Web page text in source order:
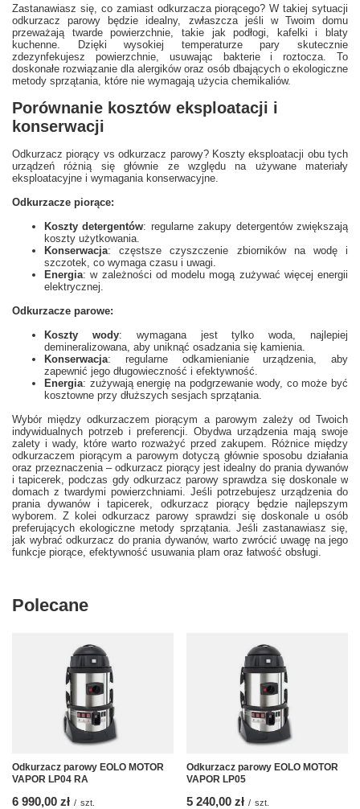
Zastanawiasz się, co zamiast odkurzacza piorącego? W takiej sytuacji
odkurzacz parowy będzie idealny, zwłaszcza jeśli w Twoim domu
przeważają twarde powierzchnie, takie jak podłogi, kafelki i blaty
kuchenne. Dzięki wysokiej temperaturze pary skutecznie
zdezynfekujesz powierzchnie, usuwając bakterie i roztocza. To
doskonałe rozwiązanie dla alergików oraz osób dbających o ekologiczne
metody sprzątania, które nie wymagają użycia chemikaliów.
Porównanie kosztów eksploatacji i
konserwacji
Odkurzacz piorący vs odkurzacz parowy? Koszty eksploatacji obu tych
urządzeń różnią się głównie ze względu na używane materiały
eksploatacyjne i wymagania konserwacyjne.
Odkurzacze piorące:
Koszty detergentów: regularne zakupy detergentów zwiększają
koszty użytkowania.
Konserwacja: częstsze czyszczenie zbiorników na wodę i
szczotek, co wymaga czasu i uwagi.
Energia: w zależności od modelu mogą zużywać więcej energii
elektrycznej.
Odkurzacze parowe:
Koszty wody: wymagana jest tylko woda, najlepiej
demineralizowana, aby uniknąć osadzania się kamienia.
Konserwacja: regularne odkamienianie urządzenia, aby
zapewnić jego długowieczność i efektywność.
Energia: zużywają energię na podgrzewanie wody, co może być
kosztowne przy dłuższych sesjach sprzątania.
Wybór między odkurzaczem piorącym a parowym zależy od Twoich
indywidualnych potrzeb i preferencji. Obydwa urządzenia mają swoje
zalety i wady, które warto rozważyć przed zakupem. Różnice między
odkurzaczem piorącym a parowym dotyczą głównie sposobu działania
oraz przeznaczenia – odkurzacz piorący jest idealny do prania dywanów
i tapicerek, podczas gdy odkurzacz parowy sprawdza się doskonale w
domach z twardymi powierzchniami. Jeśli potrzebujesz urządzenia do
prania dywanów i tapicerek, odkurzacz piorący będzie najlepszym
wyborem. Z kolei odkurzacz parowy sprawdzi się doskonale u osób
preferujących ekologiczne metody sprzątania. Jeśli zastanawiasz się,
jak wybrać odkurzacz do prania dywanów, warto zwrócić uwagę na jego
funkcje piorące, efektywność usuwania plam oraz łatwość obsługi.
Polecane
Odkurzacz parowy EOLO MOTOR
VAPOR LP04 RA
6 990,00 zł / szt.
Odkurzacz parowy EOLO MOTOR
VAPOR LP05
5 240,00 zł / szt.